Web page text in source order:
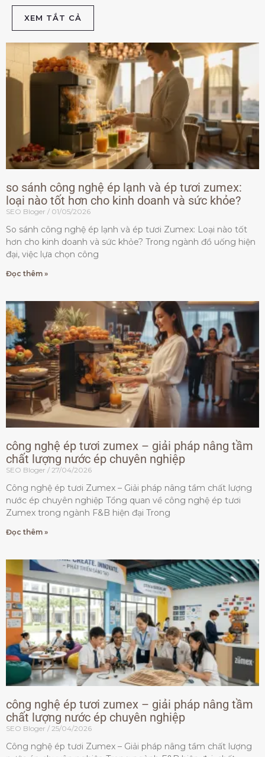
XEM TẮT CẢ
so sánh công nghệ ép lạnh và ép tươi zumex:
loại nào tốt hơn cho kinh doanh và sức khỏe?
SEO Bloger 01/05/2026
So sánh công nghệ ép lạnh và ép tươi Zumex: Loại nào tốt
hơn cho kinh doanh và sức khỏe? Trong ngành đồ uống hiện
đại, việc lựa chọn công
Đọc thêm »
công nghệ ép tươi zumex – giải pháp nâng tầm
chất lượng nước ép chuyên nghiệp
SEO Bloger 27/04/2026
Công nghệ ép tươi Zumex – Giải pháp nâng tầm chất lượng
nước ép chuyên nghiệp Tổng quan về công nghệ ép tươi
Zumex trong ngành F&B hiện đại Trong
Đọc thêm »
công nghệ ép tươi zumex – giải pháp nâng tầm
chất lượng nước ép chuyên nghiệp
SEO Bloger 25/04/2026
Công nghệ ép tươi Zumex – Giải pháp nâng tầm chất lượng